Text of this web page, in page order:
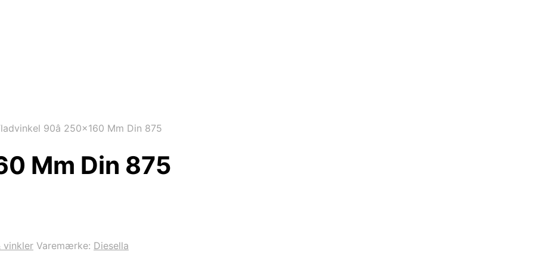
90â 250×160 Mm Din 875
Mm Din 875
vinkler Varemærke: Diesella